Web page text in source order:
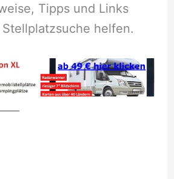
Tipps und Links
helfen.